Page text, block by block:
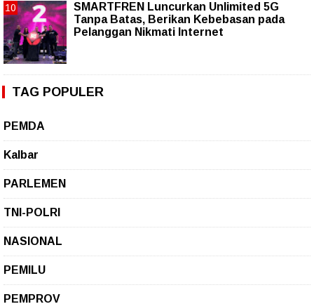
SMARTFREN Luncurkan Unlimited 5G
Tanpa Batas, Berikan Kebebasan pada
Pelanggan Nikmati Internet
TAG POPULER
PEMDA
Kalbar
PARLEMEN
TNI-POLRI
NASIONAL
PEMILU
PEMPROV